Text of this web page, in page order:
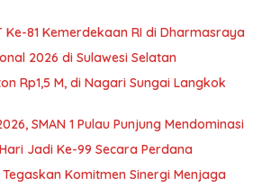
81 Kemerdekaan RI di Dharmasraya
2026 di Sulawesi Selatan
Rp1,5 M, di Nagari Sungai Langkok
SMAN 1 Pulau Punjung Mendominasi
Jadi Ke-99 Secara Perdana
Komitmen Sinergi Menjaga